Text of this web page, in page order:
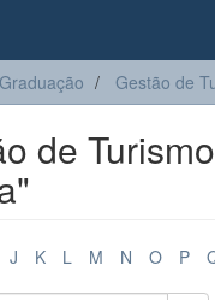
Gestão de
de
J K L M N O P